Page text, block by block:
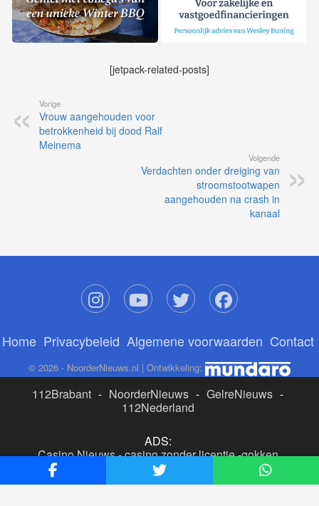
[jetpack-related-posts]
Vorige
Vrouw aangehouden voor
betrokkenheid bij dood Ralf
Meinema
Volgende
Verdachten onder dreiging van
stroomstootwapen
aangehouden na crash in
kanaal
Home Privacybeleid Algemene voorwaarden Contact
© 2026 - NoorderNieuws.nl | Ontwikkeling:
112Brabant - NoorderNieuws - GelreNieuws -
112Nederland
ADS:
Casino Nieuws-casino zonder licentie-gokken
buitenlandse site
beste online casino nederland